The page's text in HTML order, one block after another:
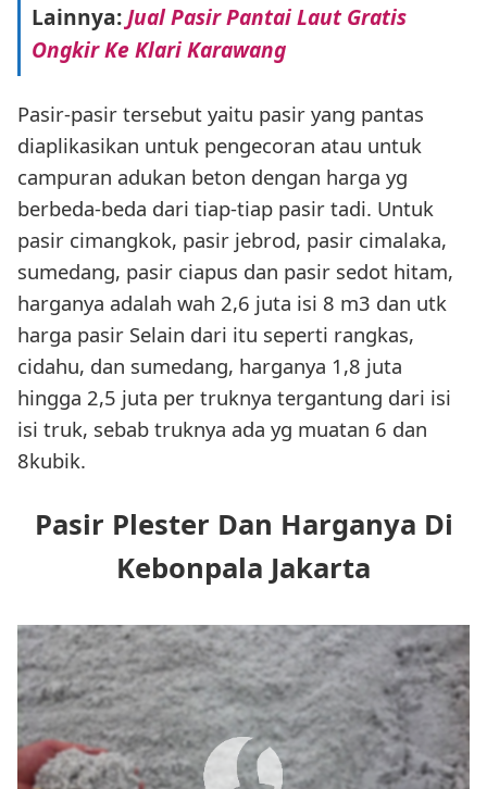
Lainnya:Jual Pasir Pantai Laut Gratis
Ongkir Ke Klari Karawang
Pasir-pasir tersebut yaitu pasir yang pantas
diaplikasikan untuk pengecoran atau untuk
campuran adukan beton dengan harga yg
berbeda-beda dari tiap-tiap pasir tadi. Untuk
pasir cimangkok, pasir jebrod, pasir cimalaka,
sumedang, pasir ciapus dan pasir sedot hitam,
harganya adalah wah 2,6 juta isi 8 m3 dan utk
harga pasir Selain dari itu seperti rangkas,
cidahu, dan sumedang, harganya 1,8 juta
hingga 2,5 juta per truknya tergantung dari isi
isi truk, sebab truknya ada yg muatan 6 dan
8kubik.
Pasir Plester Dan Harganya Di
Kebonpala Jakarta